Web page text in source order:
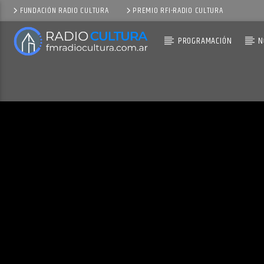
FUNDACIÓN RADIO CULTURA PREMIO RFI-RADIO CULTURA
PROGRAMACIÓN